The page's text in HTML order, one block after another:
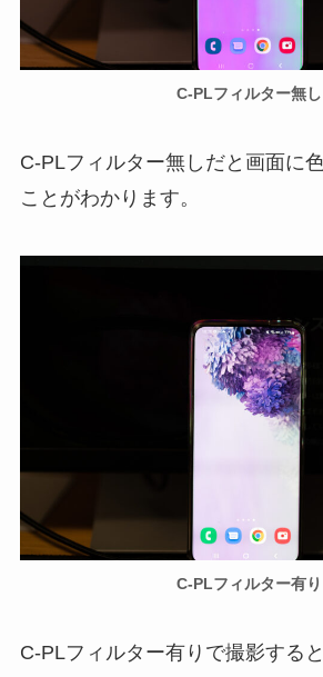
C-PLフィルター無し
C-PLフィルター無しだと画面に
ことがわかります。
C-PLフィルター有り
C-PLフィルター有りで撮影する